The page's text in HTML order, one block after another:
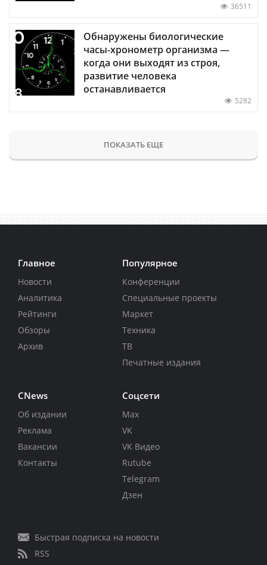
36511
Обнаружены биологические
часы-хронометр организма —
когда они выходят из строя,
развитие человека
останавливается
5282
ПОКАЗАТЬ ЕЩЕ
Главное
Новости
Аналитика
Рейтинги
Обзоры
Архив
Популярное
Конференции
Специальные проекты
Маркет
Техника
ТВ
Печатные издания
CNews
Об издании
Реклама
Вакансии
Контакты
Соцсети
Max
VK
VK Видео
Rutube
Telegram
Дзен
Быстрая подписка на новости
RSS